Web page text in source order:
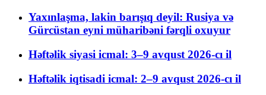
Yaxınlaşma, lakin barışıq deyil: Rusiya və
Gürcüstan eyni müharibəni fərqli oxuyur
Həftəlik siyasi icmal: 3–9 avqust 2026-cı il
Həftəlik iqtisadi icmal: 2–9 avqust 2026-cı il